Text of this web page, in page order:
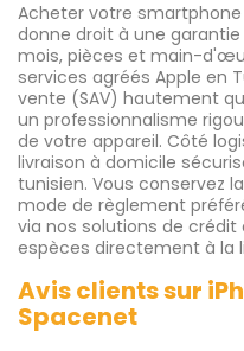
Acheter votre
donne droit à une
mois, pièces et main-
services agréés Apple en
vente (SAV) hautement
un professionnalisme
de votre appareil. Côté
livraison à domicile
tunisien. Vous conservez
mode de règlement
via nos solutions de
espèces directement à la
Avis clients sur
Spacenet